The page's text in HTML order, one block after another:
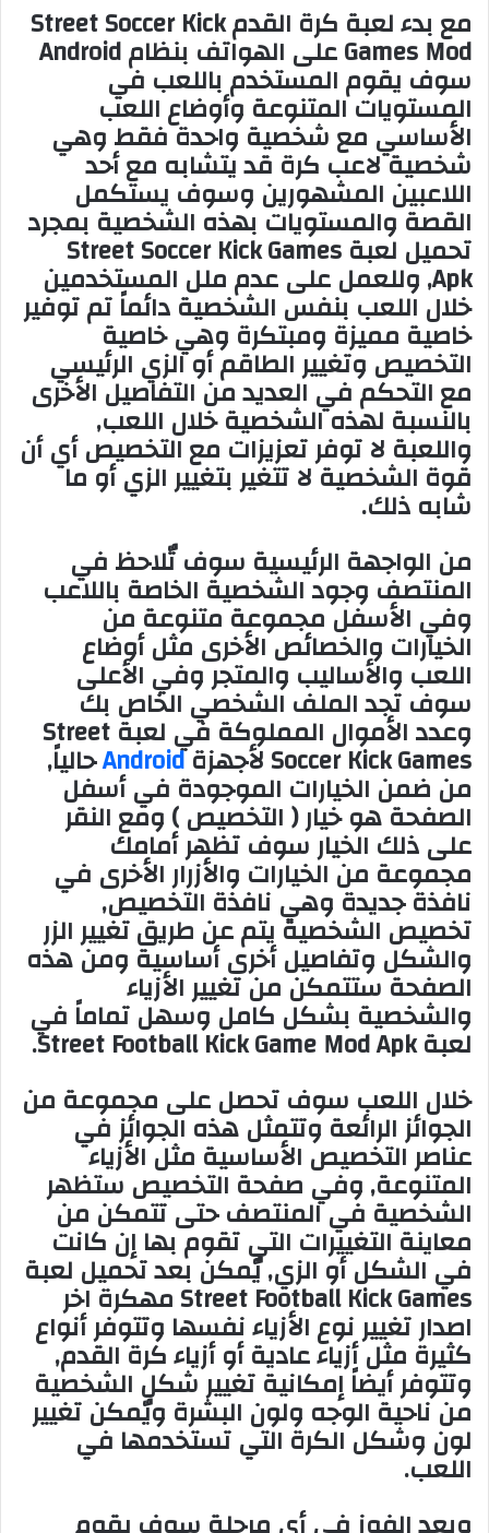
مع بدء لعبة كرة القدم Street Soccer Kick
Games Mod على الهواتف بنظام Android
سوف يقوم المستخدم باللعب في
المستويات المتنوعة وأوضاع اللعب
الأساسي مع شخصية واحدة فقط وهي
شخصية لاعب كرة قد يتشابه مع أحد
اللاعبين المشهورين وسوف يستكمل
القصة والمستويات بهذه الشخصية بمجرد
تحميل لعبة Street Soccer Kick Games
Apk, وللعمل على عدم ملل المستخدمين
خلال اللعب بنفس الشخصية دائماً تم توفير
خاصية مميزة ومبتكرة وهي خاصية
التخصيص وتغيير الطاقم أو الزي الرئيسي
مع التحكم في العديد من التفاصيل الأخرى
بالنسبة لهذه الشخصية خلال اللعب,
واللعبة لا توفر تعزيزات مع التخصيص أي أن
قوة الشخصية لا تتغير بتغيير الزي أو ما
شابه ذلك.
من الواجهة الرئيسية سوف تٌلاحظ في
المنتصف وجود الشخصية الخاصة باللاعب
وفي الأسفل مجموعة متنوعة من
الخيارات والخصائص الأخرى مثل أوضاع
اللعب والأساليب والمتجر وفي الأعلى
سوف تجد الملف الشخصي الخاص بك
وعدد الأموال المملوكة في لعبة Street
Soccer Kick Games لأجهزة Androidحالياً,
من ضمن الخيارات الموجودة في أسفل
الصفحة هو خيار ( التخصيص ) ومع النقر
على ذلك الخيار سوف تظهر أمامك
مجموعة من الخيارات والأزرار الأخرى في
نافذة جديدة وهي نافذة التخصيص,
تخصيص الشخصية يتم عن طريق تغيير الزر
والشكل وتفاصيل أخرى أساسية ومن هذه
الصفحة ستتمكن من تغيير الأزياء
والشخصية بشكل كامل وسهل تماماً في
لعبة Street Football Kick Game Mod Apk.
خلال اللعب سوف تحصل على مجموعة من
الجوائز الرائعة وتتمثل هذه الجوائز في
عناصر التخصيص الأساسية مثل الأزياء
المتنوعة, وفي صفحة التخصيص ستظهر
الشخصية في المنتصف حتى تتمكن من
معاينة التغييرات التي تقوم بها إن كانت
في الشكل أو الزي, يٌمكن بعد تحميل لعبة
Street Football Kick Games مهكرة اخر
اصدار تغيير نوع الأزياء نفسها وتتوفر أنواع
كثيرة مثل أزياء عادية أو أزياء كرة القدم,
وتتوفر أيضاً إمكانية تغيير شكل الشخصية
من ناحية الوجه ولون البشرة ويٌمكن تغيير
لون وشكل الكرة التي تستخدمها في
اللعب.